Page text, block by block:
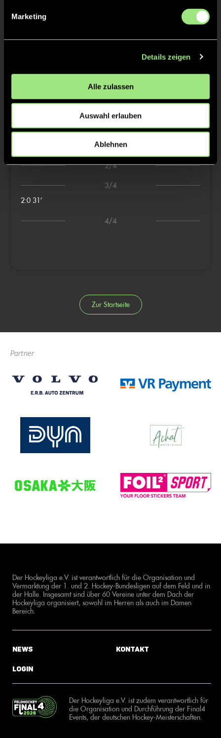
Marketing
Details zeigen
Alle zulassen
Auswahl erlauben
Ablehnen
Staff
1/4
2/4
3/4
2:0 31’
4/4
Zur Startseite
Partner
Der Hockeyliga e.V. ist verantwortlich für die Organisation und
Vermarktung der 1. und 2. Hockey-Bundesligen auf dem Feld und in
der Halle. Insgesamt sind über 60 Vereine unter dem Dach der
Hockeyliga organisiert, sowohl im Herren als auch im Damen
Bereich.
News
Login
Kontakt
Der Hockeyliga e.V. ist zudem verantwortlich für
die Organisation und Durchführung der Final4
Events, der deutschen Hockey-Meisterschaften.